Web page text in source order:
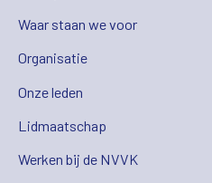
Waar staan we voor
Organisatie
Onze leden
Lidmaatschap
Werken bij de NVVK